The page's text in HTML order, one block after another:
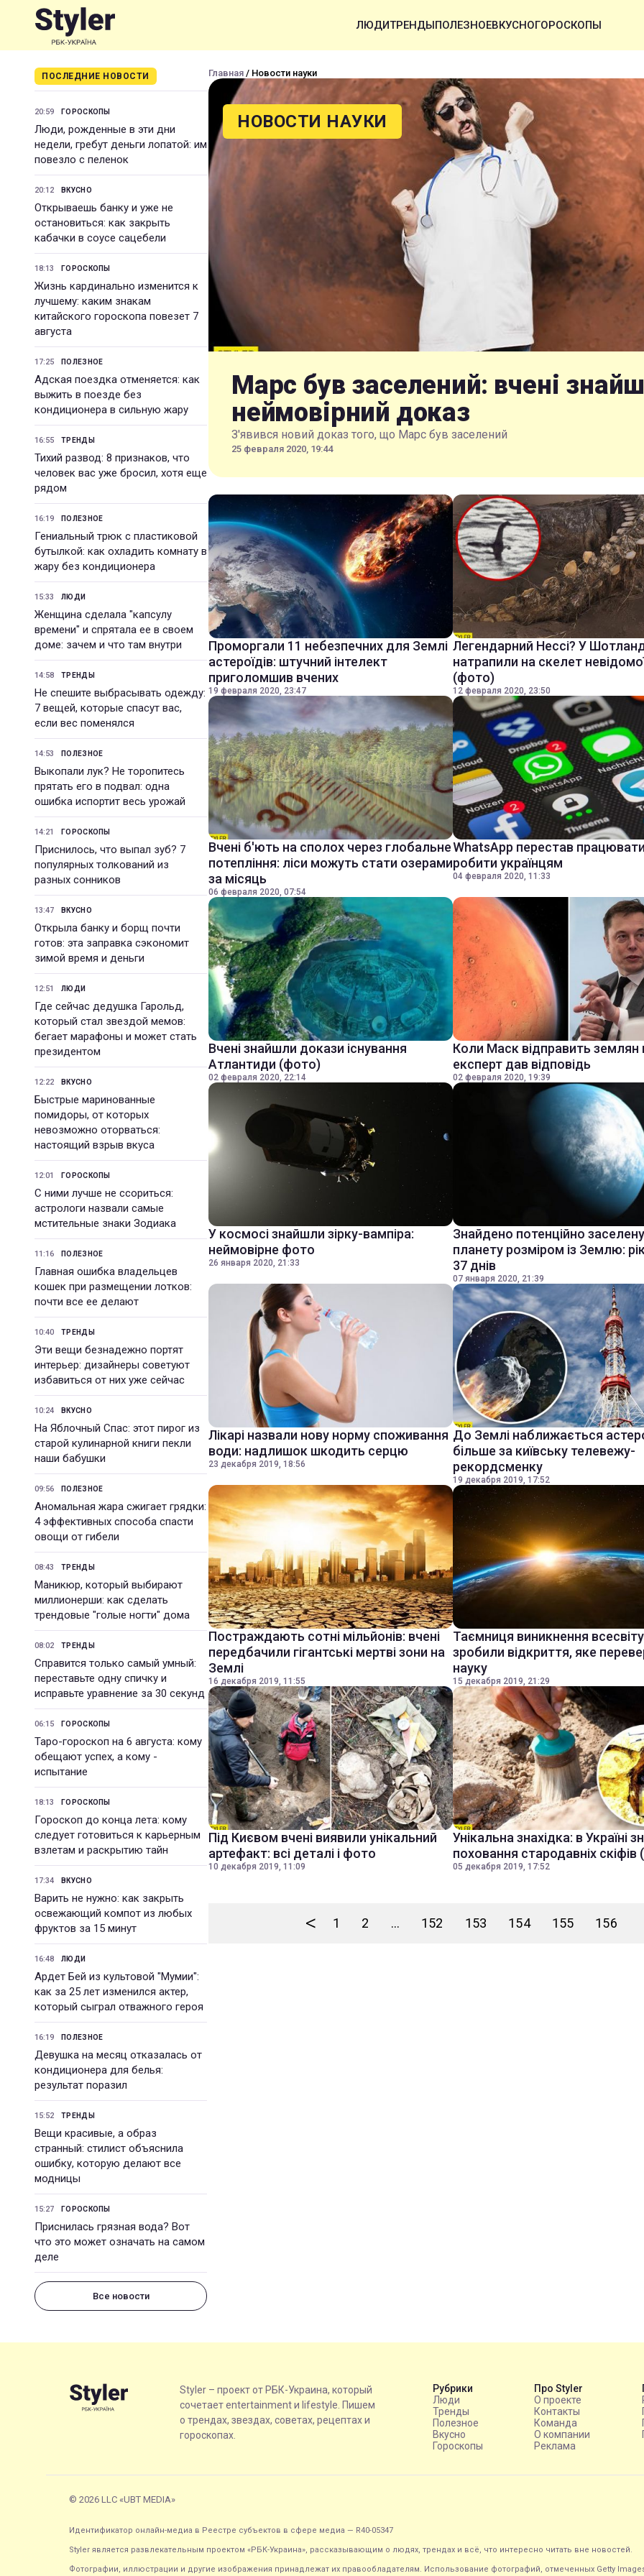
ЛЮДИТРЕНДЫПОЛЕЗНОЕВКУСНОГОРОСКОПЫ
ПОСЛЕДНИЕ НОВОСТИ
20:59 ГОРОСКОПЫ
Люди, рожденные в эти дни
недели, гребут деньги лопатой: им
повезло с пеленок
20:12 ВКУСНО
Открываешь банку и уже не
остановиться: как закрыть
кабачки в соусе сацебели
18:13 ГОРОСКОПЫ
Жизнь кардинально изменится к
лучшему: каким знакам
китайского гороскопа повезет 7
августа
17:25 ПОЛЕЗНОЕ
Адская поездка отменяется: как
выжить в поезде без
кондиционера в сильную жару
16:55 ТРЕНДЫ
Тихий развод: 8 признаков, что
человек вас уже бросил, хотя еще
рядом
16:19 ПОЛЕЗНОЕ
Гениальный трюк с пластиковой
бутылкой: как охладить комнату в
жару без кондиционера
15:33 ЛЮДИ
Женщина сделала "капсулу
времени" и спрятала ее в своем
доме: зачем и что там внутри
14:58 ТРЕНДЫ
Не спешите выбрасывать одежду:
7 вещей, которые спасут вас,
если вес поменялся
14:53 ПОЛЕЗНОЕ
Выкопали лук? Не торопитесь
прятать его в подвал: одна
ошибка испортит весь урожай
14:21 ГОРОСКОПЫ
Приснилось, что выпал зуб? 7
популярных толкований из
разных сонников
13:47 ВКУСНО
Открыла банку и борщ почти
готов: эта заправка сэкономит
зимой время и деньги
12:51 ЛЮДИ
Где сейчас дедушка Гарольд,
который стал звездой мемов:
бегает марафоны и может стать
президентом
12:22 ВКУСНО
Быстрые маринованные
помидоры, от которых
невозможно оторваться:
настоящий взрыв вкуса
12:01 ГОРОСКОПЫ
С ними лучше не ссориться:
астрологи назвали самые
мстительные знаки Зодиака
11:16 ПОЛЕЗНОЕ
Главная ошибка владельцев
кошек при размещении лотков:
почти все ее делают
10:40 ТРЕНДЫ
Эти вещи безнадежно портят
интерьер: дизайнеры советуют
избавиться от них уже сейчас
10:24 ВКУСНО
На Яблочный Спас: этот пирог из
старой кулинарной книги пекли
наши бабушки
09:56 ПОЛЕЗНОЕ
Аномальная жара сжигает грядки:
4 эффективных способа спасти
овощи от гибели
08:43 ТРЕНДЫ
Маникюр, который выбирают
миллионерши: как сделать
трендовые "голые ногти" дома
08:02 ТРЕНДЫ
Справится только самый умный:
переставьте одну спичку и
исправьте уравнение за 30 секунд
06:15 ГОРОСКОПЫ
Таро-гороскоп на 6 августа: кому
обещают успех, а кому -
испытание
18:13 ГОРОСКОПЫ
Гороскоп до конца лета: кому
следует готовиться к карьерным
взлетам и раскрытию тайн
17:34 ВКУСНО
Варить не нужно: как закрыть
освежающий компот из любых
фруктов за 15 минут
16:48 ЛЮДИ
Ардет Бей из культовой "Мумии":
как за 25 лет изменился актер,
который сыграл отважного героя
16:19 ПОЛЕЗНОЕ
Девушка на месяц отказалась от
кондиционера для белья:
результат поразил
15:52 ТРЕНДЫ
Вещи красивые, а образ
странный: стилист объяснила
ошибку, которую делают все
модницы
15:27 ГОРОСКОПЫ
Приснилась грязная вода? Вот
что это может означать на самом
деле
Все новости
Главная / Новости науки
НОВОСТИ НАУКИ
Марс був заселений: вчені
неймовірний доказ
З'явився новий доказ того, що Марс був заселений
25 февраля 2020, 19:44
Проморгали 11 небезпечних для Землі
астероїдів: штучний інтелект
приголомшив вчених
19 февраля 2020, 23:47
Легендарний Нессі? У
натрапили на скелет
(фото)
12 февраля 2020, 23:50
Вчені б'ють на сполох через глобальне
потепління: ліси можуть стати озерами
за місяць
06 февраля 2020, 07:54
WhatsApp перестав
робити українцям
04 февраля 2020, 11:33
Вчені знайшли докази існування
Атлантиди (фото)
02 февраля 2020, 22:14
Коли Маск відправить землян
експерт дав відповідь
02 февраля 2020, 19:39
У космосі знайшли зірку-вампіра:
неймовірне фото
26 января 2020, 21:33
Знайдено потенційно заселену
планету розміром із Землю:
37 днів
07 января 2020, 21:39
Лікарі назвали нову норму споживання
води: надлишок шкодить серцю
23 декабря 2019, 18:56
До Землі наближається
більше за київську телевежу-
рекордсменку
19 декабря 2019, 17:52
Постраждають сотні мільйонів: вчені
передбачили гігантські мертві зони на
Землі
16 декабря 2019, 11:55
Таємниця виникнення
зробили відкриття, яке
науку
15 декабря 2019, 21:29
Під Києвом вчені виявили унікальний
артефакт: всі деталі і фото
10 декабря 2019, 11:09
Унікальна знахідка: в Україні
поховання стародавніх
05 декабря 2019, 17:52
< 1 2 ... 152 153 154 155 156
Styler – проект от РБК-Украина, который
сочетает entertainment и lifestyle. Пишем
о трендах, звездах, советах, рецептах и
гороскопах.
Рубрики
Люди
Тренды
Полезное
Вкусно
Гороскопы
Про Styler
О проекте
Контакты
Команда
О компании
Реклама
© 2026 LLC «UBT MEDIA»
Идентификатор онлайн-медиа в Реестре субъектов в сфере медиа — R40-05347
Styler является развлекательным проектом «РБК-Украина», рассказывающим о людях, трендах и всё, что интересно читать вне новостей.
Фотографии, иллюстрации и другие изображения принадлежат их правообладателям. Использование фотографий, отмеченных Getty